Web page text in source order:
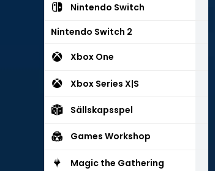
Nintendo Switch
Nintendo Switch 2
Xbox One
Xbox Series X|S
Sällskapsspel
Games Workshop
Magic the Gathering